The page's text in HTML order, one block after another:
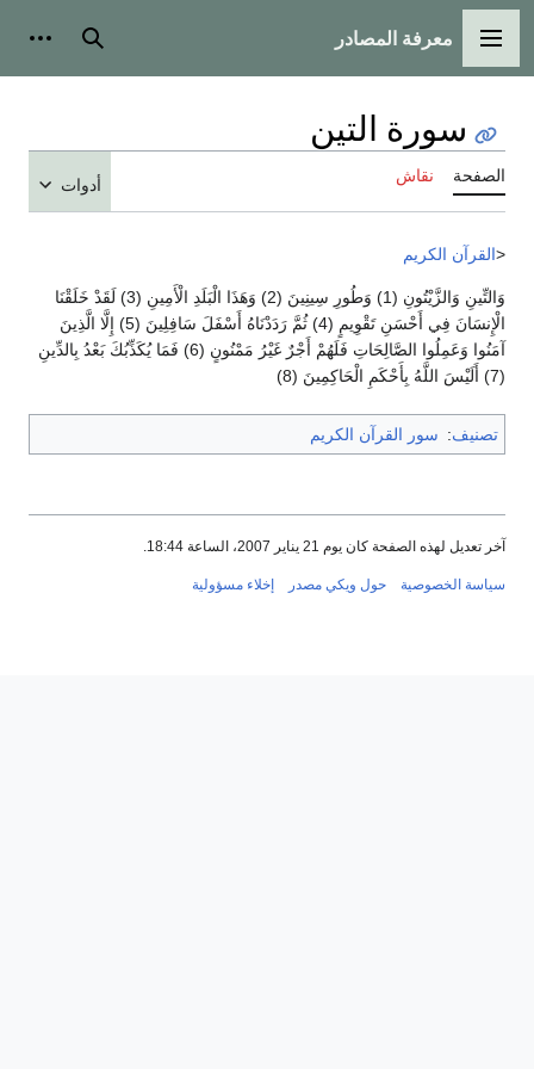
القائمة الرئيسية
معرفة المصادر بحث
سورة التين
الصفحة نقاش أدوات
<القرآن الكريم
وَالتِّينِ وَالزَّيْتُونِ (1) وَطُورِ سِينِينَ (2) وَهَذَا الْبَلَدِ الْأَمِينِ (3) لَقَدْ خَلَقْنَا
الْإِنسَانَ فِي أَحْسَنِ تَقْوِيمٍ (4) ثُمَّ رَدَدْنَاهُ أَسْفَلَ سَافِلِينَ (5) إِلَّا الَّذِينَ
آمَنُوا وَعَمِلُوا الصَّالِحَاتِ فَلَهُمْ أَجْرٌ غَيْرُ مَمْنُونٍ (6) فَمَا يُكَذِّبُكَ بَعْدُ بِالدِّينِ
(7) أَلَيْسَ اللَّهُ بِأَحْكَمِ الْحَاكِمِينَ (8)
تصنيف: سور القرآن الكريم
آخر تعديل لهذه الصفحة كان يوم 21 يناير 2007، الساعة 18:44.
سياسة الخصوصية حول ويكي مصدر إخلاء مسؤولية